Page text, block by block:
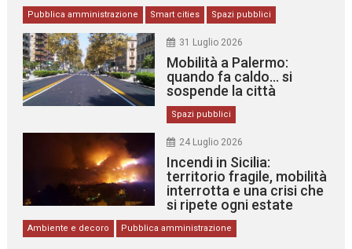
Pubblica amministrazione Smart cities Spazi pubblici
31 Luglio 2026
Mobilità a Palermo:
quando fa caldo… si
sospende la città
Spazi pubblici
24 Luglio 2026
Incendi in Sicilia:
territorio fragile, mobilità
interrotta e una crisi che
si ripete ogni estate
Ambiente e decoro Pubblica amministrazione